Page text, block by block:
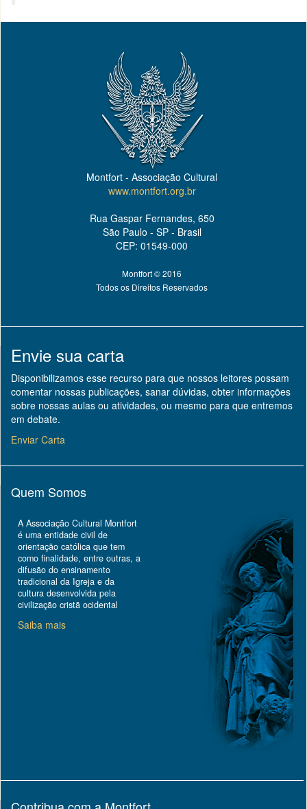
Montfort - Associação Cultural
www.montfort.org.br
Rua Gaspar Fernandes, 650
São Paulo - SP - Brasil
CEP: 01549-000
Montfort © 2016
Todos os Direitos Reservados
Envie sua carta
Disponibilizamos esse recurso para que nossos leitores possam
comentar nossas publicações, sanar dúvidas, obter informações
sobre nossas aulas ou atividades, ou mesmo para que entremos
em debate.
Enviar Carta
Quem Somos
A Associação Cultural Montfort
é uma entidade civil de
orientação católica que tem
como finalidade, entre outras, a
difusão do ensinamento
tradicional da Igreja e da
cultura desenvolvida pela
civilização cristã ocidental
Saiba mais